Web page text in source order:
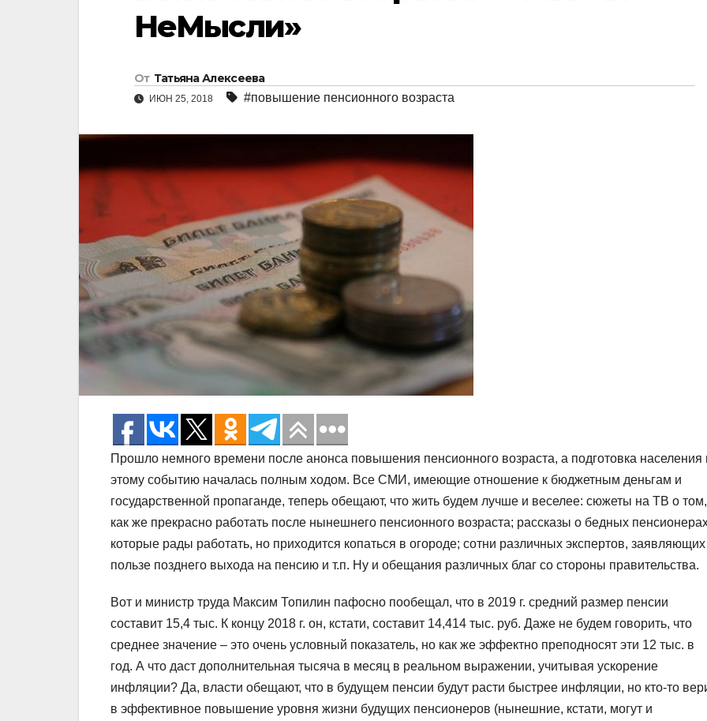
НеМысли»
От Татьяна Алексеева
ИЮН 25, 2018 #повышение пенсионного возраста
Прошло немного времени после анонса повышения пенсионного возраста, а подготовка населения
этому событию началась полным ходом. Все СМИ, имеющие отношение к бюджетным деньгам и
государственной пропаганде, теперь обещают, что жить будем лучше и веселее: сюжеты на ТВ о том,
как же прекрасно работать после нынешнего пенсионного возраста; рассказы о бедных
которые рады работать, но приходится копаться в огороде; сотни различных экспертов,
пользе позднего выхода на пенсию и т.п. Ну и обещания различных благ со стороны правительства.
Вот и министр труда Максим Топилин пафосно пообещал, что в 2019 г. средний размер пенсии
составит 15,4 тыс. К концу 2018 г. он, кстати, составит 14,414 тыс. руб. Даже не будем говорить, что
среднее значение – это очень условный показатель, но как же эффектно преподносят эти 12 тыс. в
год. А что даст дополнительная тысяча в месяц в реальном выражении, учитывая ускорение
инфляции? Да, власти обещают, что в будущем пенсии будут расти быстрее инфляции, но кто-то
в эффективное повышение уровня жизни будущих пенсионеров (нынешние, кстати, могут и